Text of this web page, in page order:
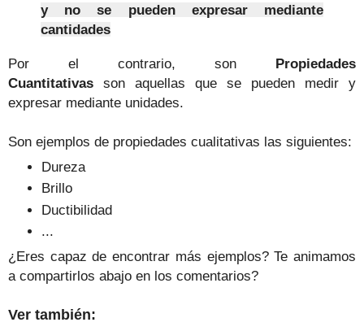
y no se pueden expresar mediante
cantidades
Por el contrario, son Propiedades
Cuantitativas son aquellas que se pueden medir y
expresar mediante unidades.
Son ejemplos de propiedades cualitativas las siguientes:
Dureza
Brillo
Ductibilidad
...
¿Eres capaz de encontrar más ejemplos? Te animamos
a compartirlos abajo en los comentarios?
Ver también: